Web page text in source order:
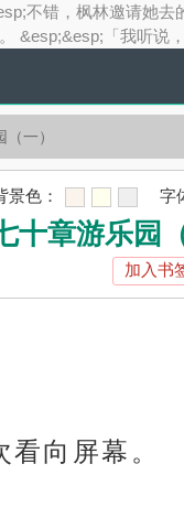
错，枫林邀请她
&esp;&esp;「我听说
一）
景色： 字
十章游乐园
加入书
向屏幕。